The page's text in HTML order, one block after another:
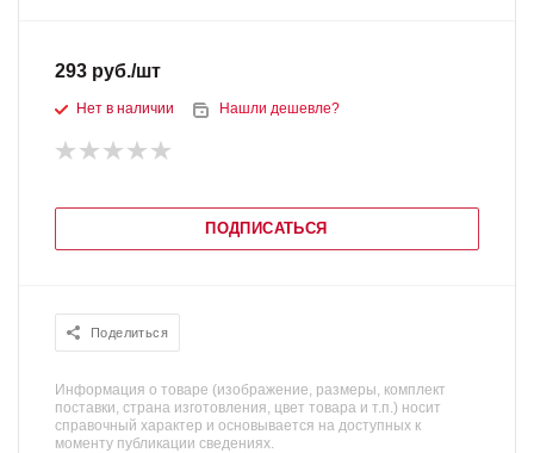
293 руб./шт
Нет в наличии Нашли дешевле?
ПОДПИСАТЬСЯ
Поделиться
Информация о товаре (изображение, размеры, комплект
поставки, страна изготовления, цвет товара и т.п.) носит
справочный характер и основывается на доступных к
моменту публикации сведениях.